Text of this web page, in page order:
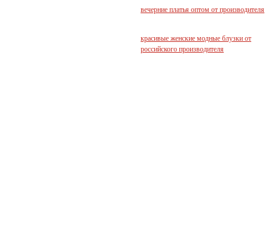
вечерние платья оптом от производителя
красивые женские модные блузки от
российского производителя